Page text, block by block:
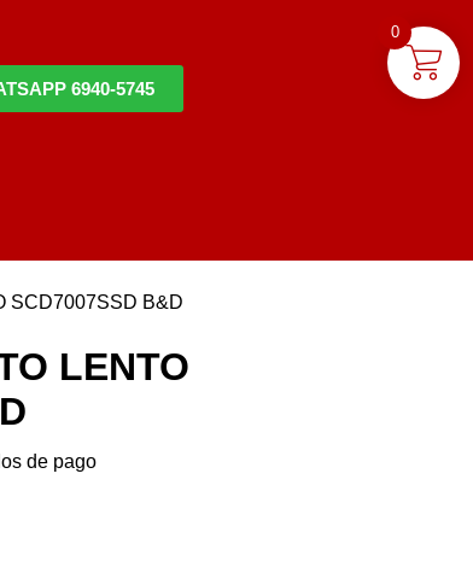
6940-5745
SCD7007SSD B&D
LENTO
0